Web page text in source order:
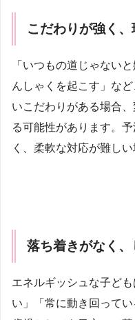
こだわりが強く
「いつもの道じゃない
んしゃくを起こす」な
いこだわりがある場合
る可能性があります。
く、柔軟な対応が難しい
落ち着きがなく
エネルギッシュな子ど
い」「常に動き回って